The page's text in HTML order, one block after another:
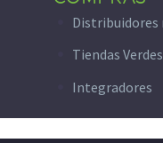
Distribuidores
Tiendas Verdes
Integradores